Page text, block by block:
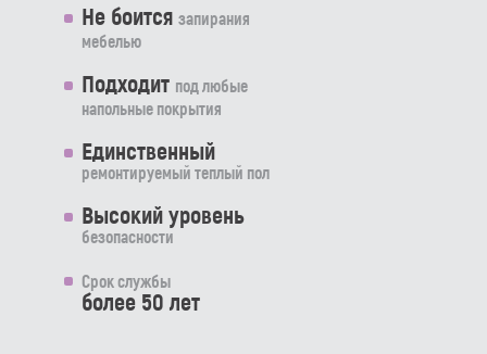
Не боится запирания
мебелью
Подходит под любые
напольные покрытия
Единственный
ремонтируемый теплый пол
Высокий уровень
безопасности
Срок службы
более 50 лет